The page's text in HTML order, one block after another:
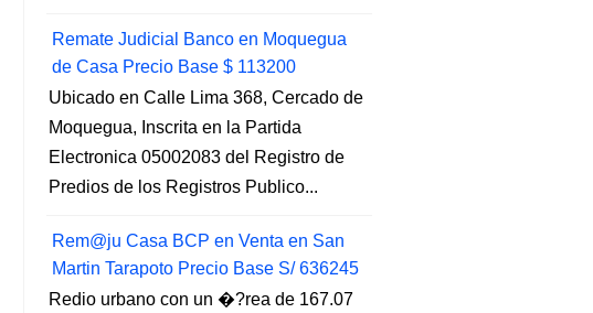
Remate Judicial Banco en Moquegua
de Casa Precio Base $ 113200
Ubicado en Calle Lima 368, Cercado de
Moquegua, Inscrita en la Partida
Electronica 05002083 del Registro de
Predios de los Registros Publico...
Rem@ju Casa BCP en Venta en San
Martin Tarapoto Precio Base S/ 636245
Redio urbano con un �?rea de 167.07